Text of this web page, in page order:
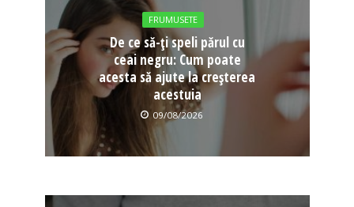
FRUMUSETE
De ce să-ți speli părul cu
ceai negru: Cum poate
acesta să ajute la creșterea
acestuia
09/08/2026